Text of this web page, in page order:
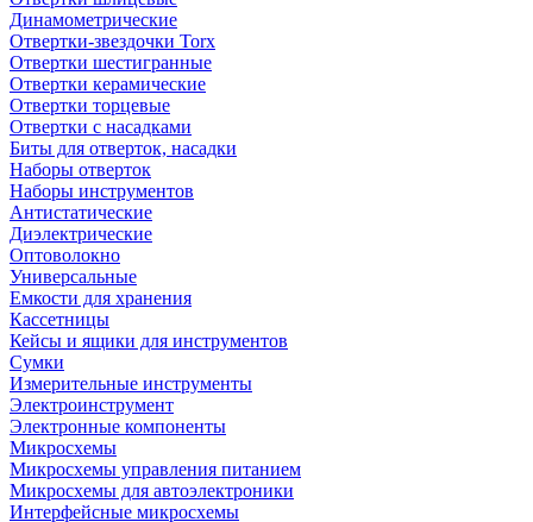
Динамометрические
Отвертки-звездочки Torx
Отвертки шестигранные
Отвертки керамические
Отвертки торцевые
Отвертки с насадками
Биты для отверток, насадки
Наборы отверток
Наборы инструментов
Антистатические
Диэлектрические
Оптоволокно
Универсальные
Емкости для хранения
Кассетницы
Кейсы и ящики для инструментов
Сумки
Измерительные инструменты
Электроинструмент
Электронные компоненты
Микросхемы
Микросхемы управления питанием
Микросхемы для автоэлектроники
Интерфейсные микросхемы